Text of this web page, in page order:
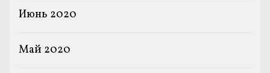
Июнь 2020
Май 2020